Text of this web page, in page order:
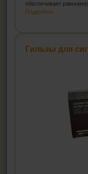
обеспечивает
Подробнее...
Гильзы для